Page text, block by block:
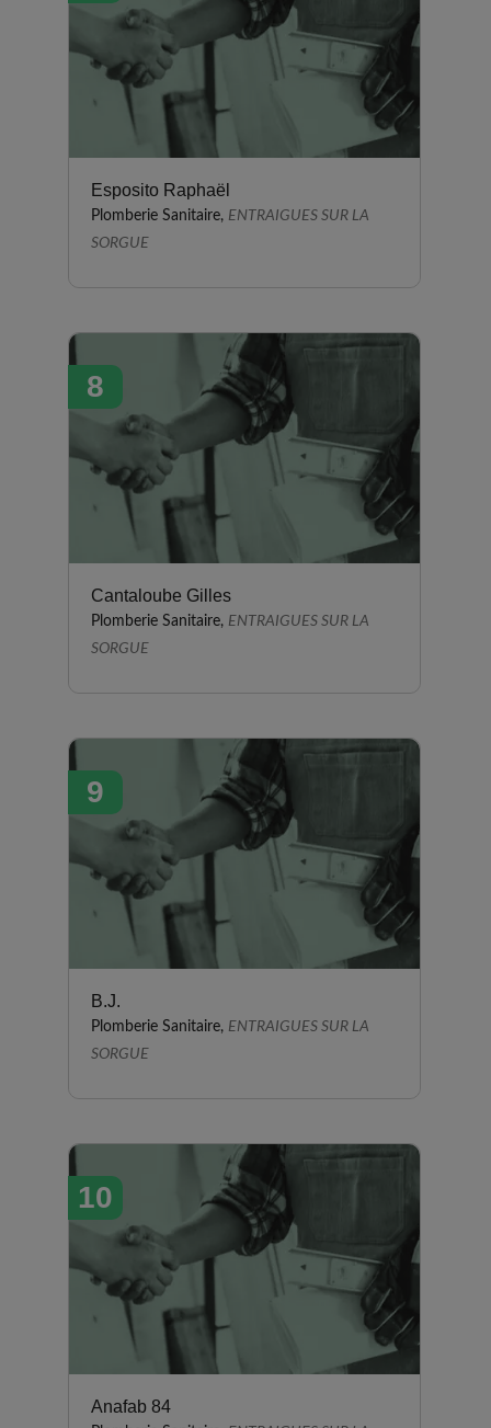
Esposito Raphaël
Plomberie Sanitaire, ENTRAIGUES SUR LA
SORGUE
8
Cantaloube Gilles
Plomberie Sanitaire, ENTRAIGUES SUR LA
SORGUE
9
B.J.
Plomberie Sanitaire, ENTRAIGUES SUR LA
SORGUE
10
Anafab 84